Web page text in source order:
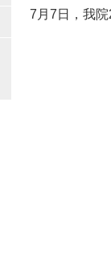
7月7日，我